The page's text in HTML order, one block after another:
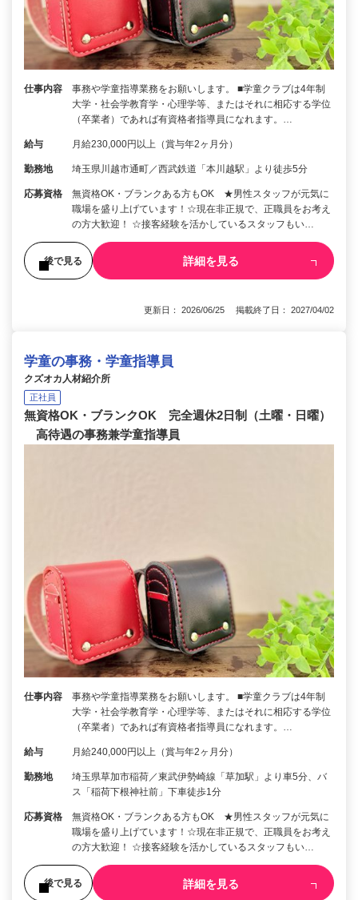
仕事内容
事務や学童指導業務をお願いします。 ■学童クラブは4年制
大学・社会学教育学・心理学等、またはそれに相応する学位
（卒業者）であれば有資格者指導員になれます。…
給与 月給230,000円以上（賞与年2ヶ月分）
勤務地 埼玉県川越市通町／西武鉄道「本川越駅」より徒歩5分
応募資格
無資格OK・ブランクある方もOK ★男性スタッフが元気に
職場を盛り上げています！☆現在非正規で、正職員をお考え
の方大歓迎！ ☆接客経験を活かしているスタッフもい…
後で見る 詳細を見る
更新日： 2026/06/25 掲載終了日： 2027/04/02
学童の事務・学童指導員
クズオカ人材紹介所
正社員
無資格OK・ブランクOK 完全週休2日制（土曜・日曜）
高待遇の事務兼学童指導員
仕事内容
事務や学童指導業務をお願いします。 ■学童クラブは4年制
大学・社会学教育学・心理学等、またはそれに相応する学位
（卒業者）であれば有資格者指導員になれます。…
給与 月給240,000円以上（賞与年2ヶ月分）
勤務地
埼玉県草加市稲荷／東武伊勢崎線「草加駅」より車5分、バ
ス「稲荷下根神社前」下車徒歩1分
応募資格
無資格OK・ブランクある方もOK ★男性スタッフが元気に
職場を盛り上げています！☆現在非正規で、正職員をお考え
の方大歓迎！ ☆接客経験を活かしているスタッフもい…
後で見る 詳細を見る